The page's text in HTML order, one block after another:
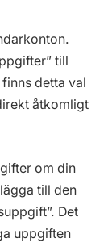
till
detta val
åtkomligt
om din
till den
Det
uppgiften